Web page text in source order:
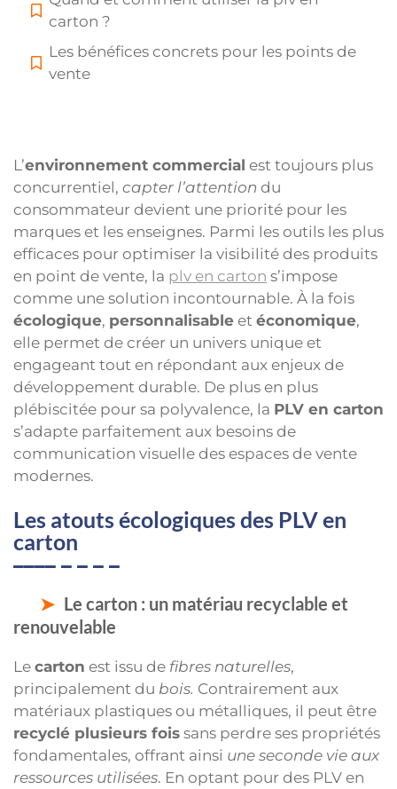
carton ?
Les bénéfices concrets pour les points de
vente
L’environnement commercial est toujours plus
concurrentiel, capter l’attention du
consommateur devient une priorité pour les
marques et les enseignes. Parmi les outils les plus
efficaces pour optimiser la visibilité des produits
en point de vente, la plv en carton s’impose
comme une solution incontournable. À la fois
écologique, personnalisable et économique,
elle permet de créer un univers unique et
engageant tout en répondant aux enjeux de
développement durable. De plus en plus
plébiscitée pour sa polyvalence, la PLV en carton
s’adapte parfaitement aux besoins de
communication visuelle des espaces de vente
modernes.
Les atouts écologiques des PLV en
carton
Le carton : un matériau recyclable et
renouvelable
Le carton est issu de fibres naturelles,
principalement du bois. Contrairement aux
matériaux plastiques ou métalliques, il peut être
recyclé plusieurs fois sans perdre ses propriétés
fondamentales, offrant ainsi une seconde vie aux
ressources utilisées. En optant pour des PLV en